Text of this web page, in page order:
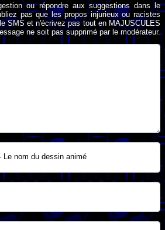
ou répondre aux suggestions dans le
pas que les propos injurieux ou racistes
SMS et n'écrivez pas tout en MAJUSCULES
ne soit pas supprimé par le modérateur.
Le nom du dessin animé